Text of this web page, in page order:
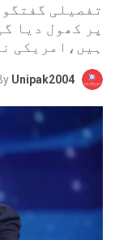
تفصیلی
پر کھول دیا
ہیں،امریکی
Unipak2004